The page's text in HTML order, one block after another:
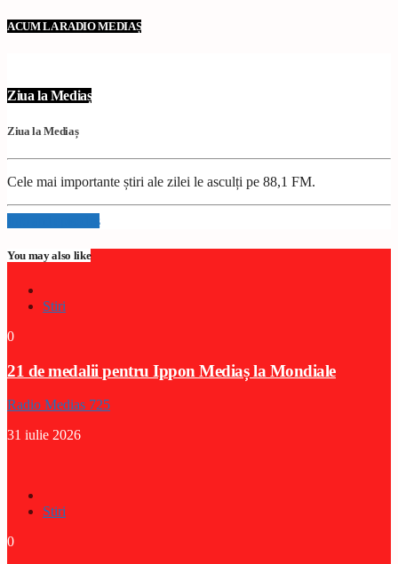
ACUM LA RADIO MEDIAȘ
Ziua la Mediaș
Ziua la Mediaș
Cele mai importante știri ale zilei le asculți pe 88,1 FM.
Info and episodes
You may also like
Stiri
0
21 de medalii pentru Ippon Mediaș la Mondiale
Radio Medias 725
31 iulie 2026
Stiri
0